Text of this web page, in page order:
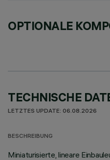
OPTIONALE
TECHNISCHE
LETZTES UPDATE: 06.08.2026
BESCHREIBUNG
Miniaturisierte, lineare